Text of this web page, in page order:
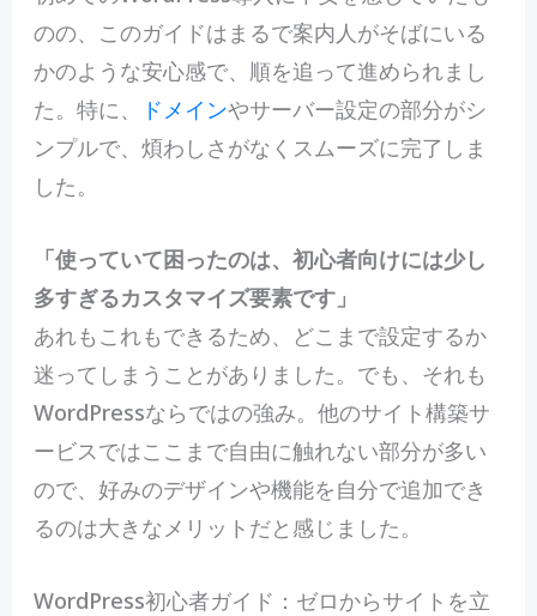
のの、このガイドはまるで案内人がそばにいる
かのような安心感で、順を追って進められまし
た。特に、
ドメインやサーバー設定の部分がシ
ンプルで、煩わしさがなくスムーズに完了しま
した。
「使っていて困ったのは、初心者向けには少し
多すぎるカスタマイズ要素です」
あれもこれもできるため、どこまで設定するか
迷ってしまうことがありました。でも、それも
WordPressならではの強み。他のサイト構築サ
ービスではここまで自由に触れない部分が多い
ので、好みのデザインや機能を自分で追加でき
るのは大きなメリットだと感じました。
WordPress初心者ガイド：ゼロからサイトを立